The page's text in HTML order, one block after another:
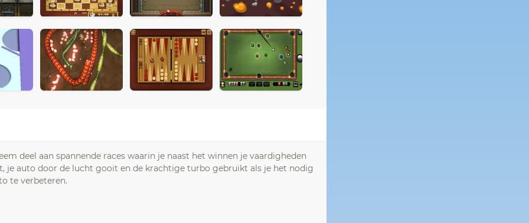
deel aan spannende races waarin je naast het winnen je vaardigheden
auto door de lucht gooit en de krachtige turbo gebruikt als je het nodig
te verbeteren.